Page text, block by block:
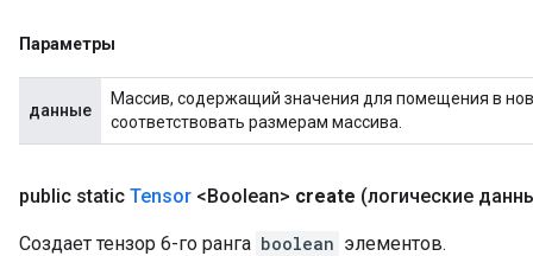
Параметры
данные
Массив, содержащий значения для помещения в
соответствовать размерам массива.
public static Tensor <Boolean> create (логические
Создает тензор 6-го ранга boolean элементов.